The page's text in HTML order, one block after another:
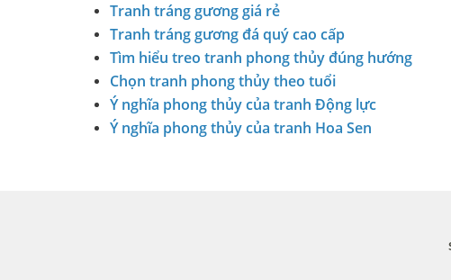
Tranh tráng gương giá rẻ
Tranh tráng gương đá quý cao cấp
Tìm hiểu treo tranh phong thủy đúng hướng
Chọn tranh phong thủy theo tuổi
Ý nghĩa phong thủy của tranh Động lực
Ý nghĩa phong thủy của tranh Hoa Sen